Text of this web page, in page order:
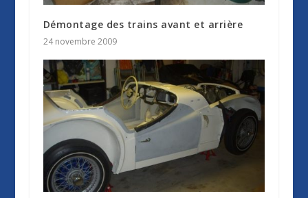
Démontage des trains avant et arrière
24 novembre 2009